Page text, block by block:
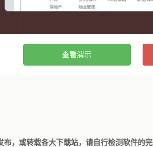
查看演示
，或转载各大下载站，请自行检测软件的完